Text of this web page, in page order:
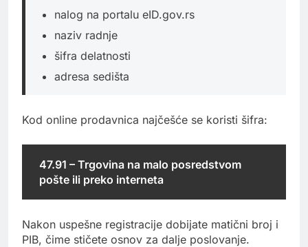
nalog na portalu eID.gov.rs
naziv radnje
šifra delatnosti
adresa sedišta
Kod online prodavnica najčešće se koristi šifra:
47.91 – Trgovina na malo posredstvom
pošte ili preko interneta
Nakon uspešne registracije dobijate matični broj i
PIB, čime stičete osnov za dalje poslovanje.